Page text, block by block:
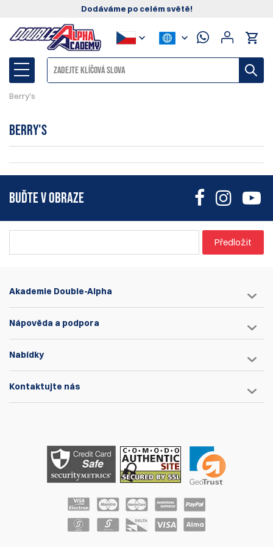
Dodáváme po celém světě!
Berry's
Berry's
BUĎTE V OBRAZE
Předložit
Akademie Double-Alpha
Nápověda a podpora
Nabídky
Kontaktujte nás